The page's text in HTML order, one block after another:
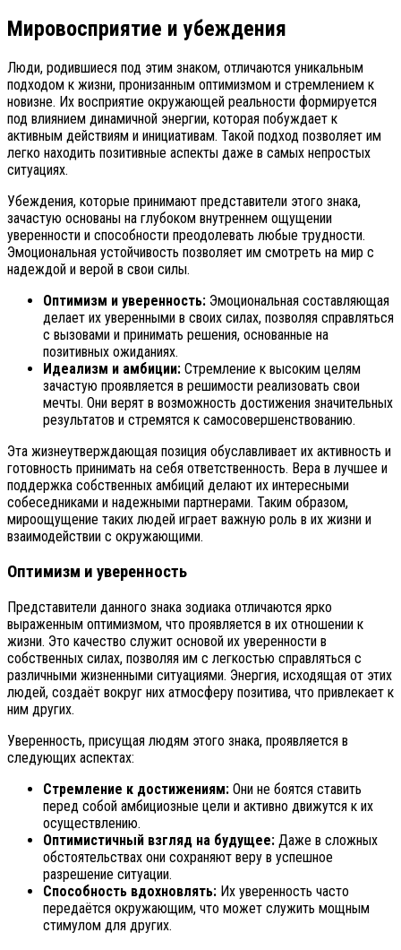
Мировосприятие и убеждения
Люди, родившиеся под этим знаком, отличаются уникальным
подходом к жизни, пронизанным оптимизмом и стремлением к
новизне. Их восприятие окружающей реальности формируется
под влиянием динамичной энергии, которая побуждает к
активным действиям и инициативам. Такой подход позволяет им
легко находить позитивные аспекты даже в самых непростых
ситуациях.
Убеждения, которые принимают представители этого знака,
зачастую основаны на глубоком внутреннем ощущении
уверенности и способности преодолевать любые трудности.
Эмоциональная устойчивость позволяет им смотреть на мир с
надеждой и верой в свои силы.
Оптимизм и уверенность: Эмоциональная составляющая
делает их уверенными в своих силах, позволяя справляться
с вызовами и принимать решения, основанные на
позитивных ожиданиях.
Идеализм и амбиции: Стремление к высоким целям
зачастую проявляется в решимости реализовать свои
мечты. Они верят в возможность достижения значительных
результатов и стремятся к самосовершенствованию.
Эта жизнеутверждающая позиция обуславливает их активность и
готовность принимать на себя ответственность. Вера в лучшее и
поддержка собственных амбиций делают их интересными
собеседниками и надежными партнерами. Таким образом,
мироощущение таких людей играет важную роль в их жизни и
взаимодействии с окружающими.
Оптимизм и уверенность
Представители данного знака зодиака отличаются ярко
выраженным оптимизмом, что проявляется в их отношении к
жизни. Это качество служит основой их уверенности в
собственных силах, позволяя им с легкостью справляться с
различными жизненными ситуациями. Энергия, исходящая от этих
людей, создаёт вокруг них атмосферу позитива, что привлекает к
ним других.
Уверенность, присущая людям этого знака, проявляется в
следующих аспектах:
Стремление к достижениям: Они не боятся ставить
перед собой амбициозные цели и активно движутся к их
осуществлению.
Оптимистичный взгляд на будущее: Даже в сложных
обстоятельствах они сохраняют веру в успешное
разрешение ситуации.
Способность вдохновлять: Их уверенность часто
передаётся окружающим, что может служить мощным
стимулом для других.